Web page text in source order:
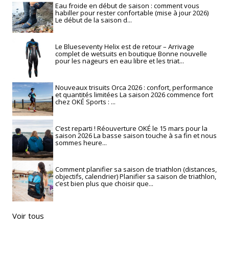
Eau froide en début de saison : comment vous
habiller pour rester confortable (mise à jour 2026)
Le début de la saison d...
Le Blueseventy Helix est de retour – Arrivage
complet de wetsuits en boutique Bonne nouvelle
pour les nageurs en eau libre et les triat...
Nouveaux trisuits Orca 2026 : confort, performance
et quantités limitées La saison 2026 commence fort
chez OKÉ Sports : ...
C’est reparti ! Réouverture OKÉ le 15 mars pour la
saison 2026 La basse saison touche à sa fin et nous
sommes heure...
Comment planifier sa saison de triathlon (distances,
objectifs, calendrier) Planifier sa saison de triathlon,
c’est bien plus que choisir que...
Voir tous